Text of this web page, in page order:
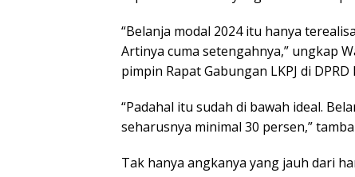
“Belanja modal 2024 itu hanya
Artinya cuma setengahnya,” ungkap
pimpin Rapat Gabungan LKPJ di
“Padahal itu sudah di bawah ideal.
seharusnya minimal 30 persen,”
Tak hanya angkanya yang jauh dari